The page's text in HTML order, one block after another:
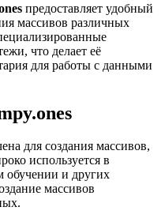
предоставляет удобный
массивов различных
что делает её
для работы с данными
для создания массивов,
используется в
и других
массивов